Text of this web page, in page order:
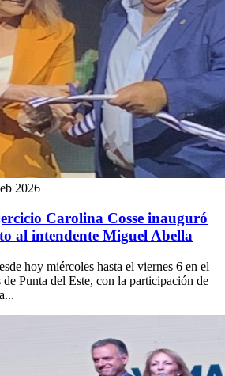
2026
Carolina Cosse inauguró
al intendente Miguel Abella
hoy miércoles hasta el viernes 6 en el
Punta del Este, con la participación de